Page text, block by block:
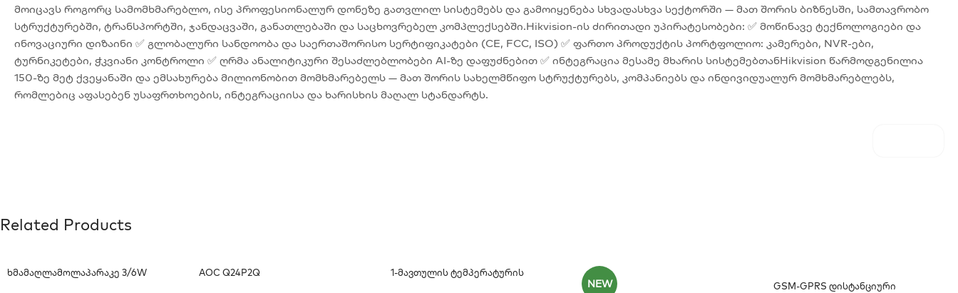
მოიცავს როგორც სამომხმარებლო, ისე პროფესიონალურ დონეზე გათვლილ სისტემებს და გამოიყენება სხვადასხვა სექტორში — მათ შორის ბიზნესში, სამთავრობო
სტრუქტურებში, ტრანსპორტში, ჯანდაცვაში, განათლებაში და საცხოვრებელ კომპლექსებში.Hikvision-ის ძირითადი უპირატესობები: ✅ მოწინავე ტექნოლოგიები და
ინოვაციური დიზაინი ✅ გლობალური სანდოობა და საერთაშორისო სერტიფიკატები (CE, FCC, ISO) ✅ ფართო პროდუქტის პორტფოლიო: კამერები, NVR-ები,
ტურნიკეტები, ჭკვიანი კონტროლი ✅ ღრმა ანალიტიკური შესაძლებლობები AI-ზე დაფუძნებით ✅ ინტეგრაცია მესამე მხარის სისტემებთანHikvision წარმოდგენილია
150-ზე მეტ ქვეყანაში და ემსახურება მილიონობით მომხმარებელს — მათ შორის სახელმწიფო სტრუქტურებს, კომპანიებს და ინდივიდუალურ მომხმარებლებს,
რომლებიც აფასებენ უსაფრთხოების, ინტეგრაციისა და ხარისხის მაღალ სტანდარტს.
Related Products
Ხმამაღლამოლაპარაკე 3/6W
AOC Q24P2Q
1-Მავთულის Ტემპერატურის
NEW
GSM-GPRS Დისტანციური